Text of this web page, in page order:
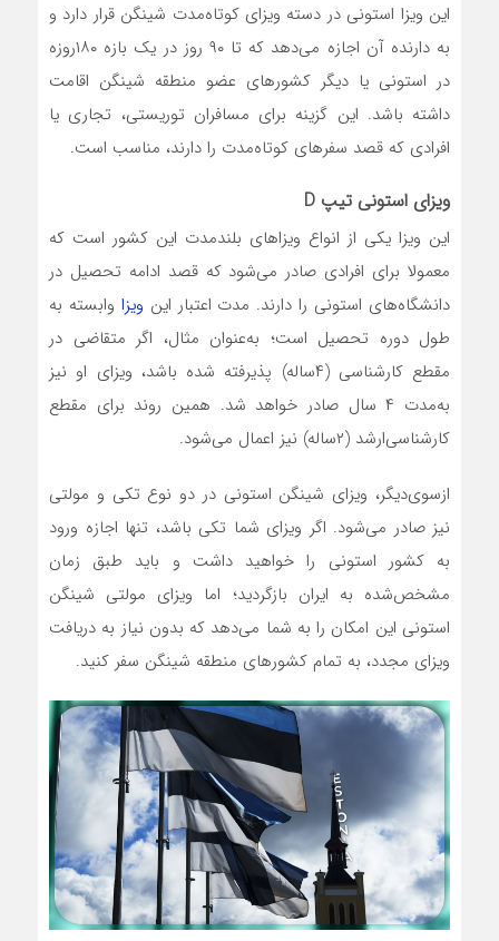
این ویزا استونی در دسته ویزای کوتاه‌مدت شینگن قرار دارد و
به دارنده آن اجازه می‌دهد که تا ۹۰ روز در یک بازه ۱۸۰روزه
در استونی یا دیگر کشورهای عضو منطقه شینگن اقامت
داشته باشد. این گزینه برای مسافران توریستی، تجاری یا
افرادی که قصد سفرهای کوتاه‌مدت را دارند، مناسب است.
ویزای استونی تیپ D
این ویزا یکی از انواع ویزاهای بلندمدت این کشور است که
معمولا برای افرادی صادر می‌شود که قصد ادامه تحصیل در
دانشگاه‌های استونی را دارند. مدت اعتبار این ویزا وابسته به
طول دوره تحصیل است؛ به‌عنوان مثال، اگر متقاضی در
مقطع کارشناسی (۴ساله) پذیرفته شده باشد، ویزای او نیز
به‌مدت ۴ سال صادر خواهد شد. همین روند برای مقطع
کارشناسی‌ارشد (۲ساله) نیز اعمال می‌شود.
ازسوی‌دیگر، ویزای شینگن استونی در دو نوع تکی و مولتی
نیز صادر می‌شود. اگر ویزای شما تکی باشد، تنها اجازه ورود
به کشور استونی را خواهید داشت و باید طبق زمان
مشخص‌شده به ایران بازگردید؛ اما ویزای مولتی شینگن
استونی این امکان را به شما می‌دهد که بدون نیاز به دریافت
ویزای مجدد، به تمام کشورهای منطقه شینگن سفر کنید.